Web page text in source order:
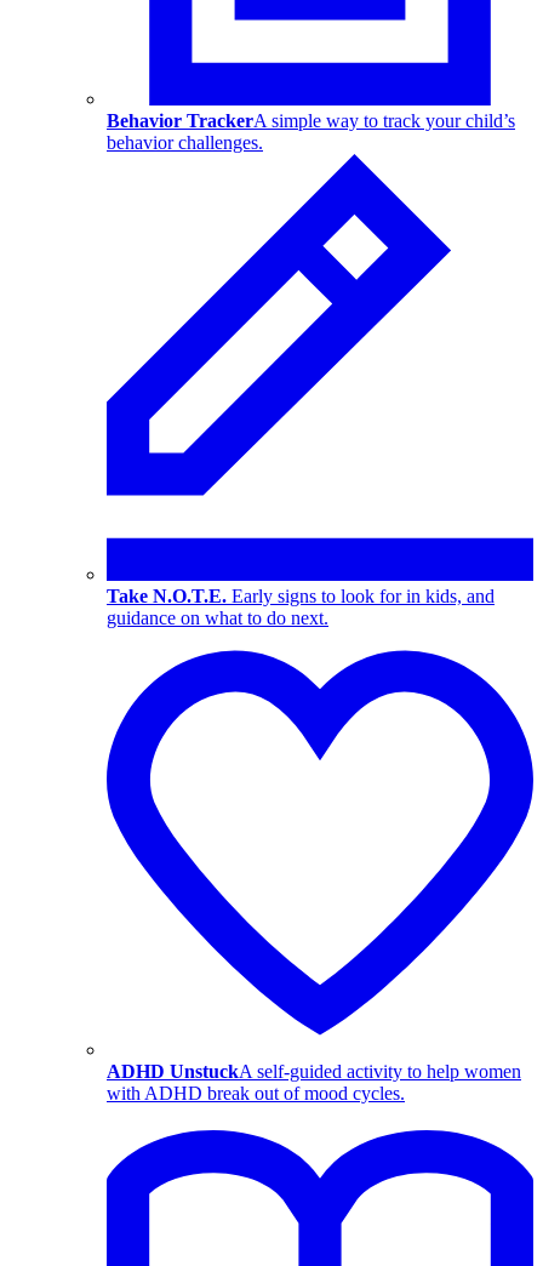
Behavior TrackerA simple way to track your child’s
behavior challenges.
Take N.O.T.E. Early signs to look for in kids, and
guidance on what to do next.
ADHD UnstuckA self-guided activity to help women
with ADHD break out of mood cycles.